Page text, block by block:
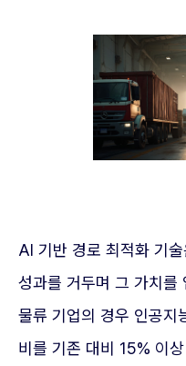
AI 기반 경로 최적화 기
성과를 거두며 그 가치를
물류 기업의 경우 인공지
비를 기존 대비 15% 이